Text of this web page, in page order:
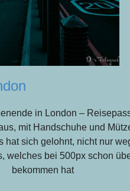
in London –
mit Handschuhe und
hat sich gelohnt, nicht nur
welches bei 500px schon
bekommen hat